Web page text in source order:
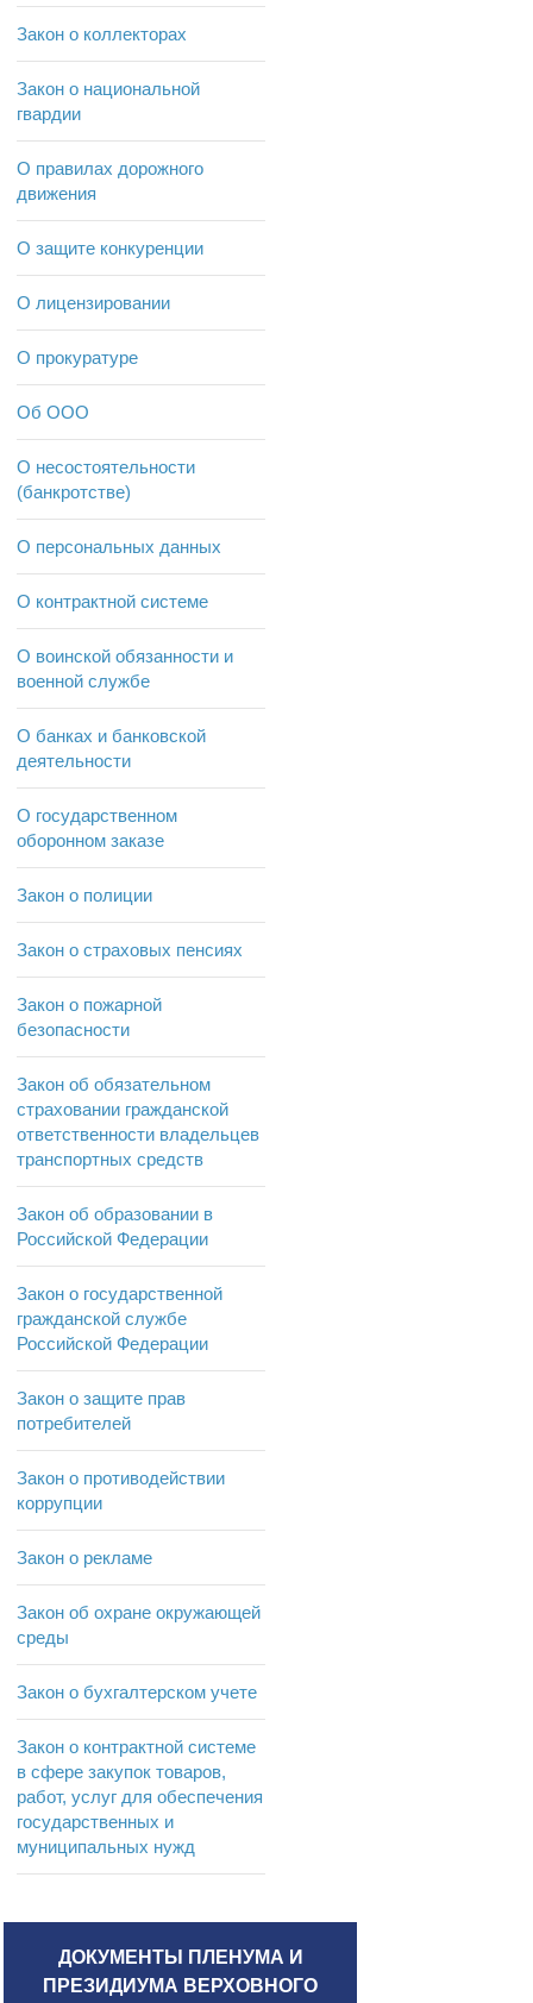
Закон о коллекторах
Закон о национальной
гвардии
О правилах дорожного
движения
О защите конкуренции
О лицензировании
О прокуратуре
Об ООО
О несостоятельности
(банкротстве)
О персональных данных
О контрактной системе
О воинской обязанности и
военной службе
О банках и банковской
деятельности
О государственном
оборонном заказе
Закон о полиции
Закон о страховых пенсиях
Закон о пожарной
безопасности
Закон об обязательном
страховании гражданской
ответственности владельцев
транспортных средств
Закон об образовании в
Российской Федерации
Закон о государственной
гражданской службе
Российской Федерации
Закон о защите прав
потребителей
Закон о противодействии
коррупции
Закон о рекламе
Закон об охране окружающей
среды
Закон о бухгалтерском учете
Закон о контрактной системе
в сфере закупок товаров,
работ, услуг для обеспечения
государственных и
муниципальных нужд
ДОКУМЕНТЫ ПЛЕНУМА И
ПРЕЗИДИУМА ВЕРХОВНОГО